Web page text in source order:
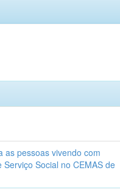
as pessoas vivendo com
Social no CEMAS de